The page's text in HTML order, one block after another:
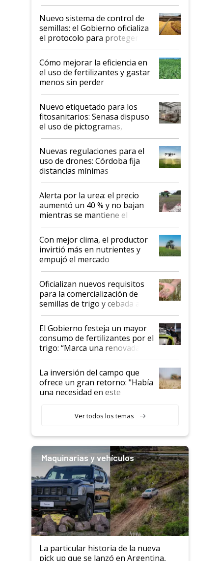
Nuevo sistema de control de
semillas: el Gobierno oficializa
el protocolo para proteger la
propiedad intelectual
Cómo mejorar la eficiencia en
el uso de fertilizantes y gastar
menos sin perder
productividad en la campaña
fina
Nuevo etiquetado para los
fitosanitarios: Senasa dispuso
el uso de pictogramas,
palabras de advertencia e
indicaciones
Nuevas regulaciones para el
uso de drones: Córdoba fija
distancias mínimas
Alerta por la urea: el precio
aumentó un 40 % y no bajan
mientras se mantiene el
conflicto en Medio Oriente
Con mejor clima, el productor
invirtió más en nutrientes y
empujó el mercado
Oficializan nuevos requisitos
para la comercialización de
semillas de trigo y cebada a
granel
El Gobierno festeja un mayor
consumo de fertilizantes por el
trigo: “Marca una renovada
confianza de los productores”
La inversión del campo que
ofrece un gran retorno: "Había
una necesidad en este
Ver todos los temas
Maquinarias y vehículos
La particular historia de la nueva
pick up que se lanzó en Argentina,